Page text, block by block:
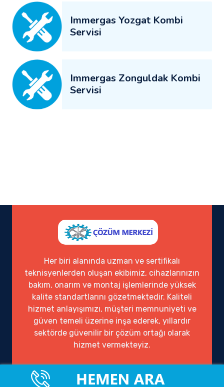
Immergas Yozgat Kombi
Servisi
Immergas Zonguldak Kombi
Servisi
Her biri alanında uzman ve sertifikalı
teknisyenlerden oluşan ekibimiz, cihazlarınızın
bakım, onarım ve montaj işlemlerinde yüksek
kalite standartlarını gözetmektedir. Kaliteli
hizmet anlayışımızı, müşteri memnuniyeti ve
güven temeli üzerine inşa ederek, yıllardır
sektörde güvenilir bir çözüm ortağı olarak
hizmet vermekteyiz.